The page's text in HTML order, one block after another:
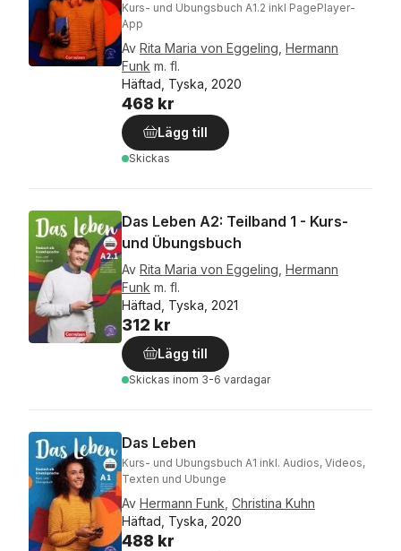
Kurs- und Ubungsbuch A1.2 inkl PagePlayer-
App
Av Rita Maria von Eggeling Hermann
Funk m. fl.
Häftad, Tyska, 2020
468 kr
Lägg till
Skickas
Das Leben A2: Teilband 1 - Kurs-
und Übungsbuch
Av Rita Maria von Eggeling Hermann
Funk m. fl.
Häftad, Tyska, 2021
312 kr
Lägg till
Skickas inom 3-6 vardagar
Das Leben
Kurs- und Ubungsbuch A1 inkl. Audios, Videos,
Texten und Ubunge
Av Hermann Funk Christina Kuhn
Häftad, Tyska, 2020
488 kr